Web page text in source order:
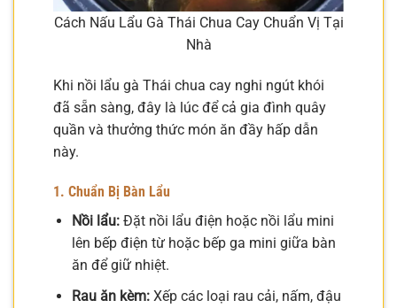
Cách Nấu Lẩu Gà Thái Chua Cay Chuẩn Vị Tại
Nhà
Khi nồi lẩu gà Thái chua cay nghi ngút khói
đã sẵn sàng, đây là lúc để cả gia đình quây
quần và thưởng thức món ăn đầy hấp dẫn
này.
1. Chuẩn Bị Bàn Lẩu
Nồi lẩu:Đặt nồi lẩu điện hoặc nồi lẩu mini
lên bếp điện từ hoặc bếp ga mini giữa bàn
ăn để giữ nhiệt.
Rau ăn kèm:Xếp các loại rau cải, nấm, đậu